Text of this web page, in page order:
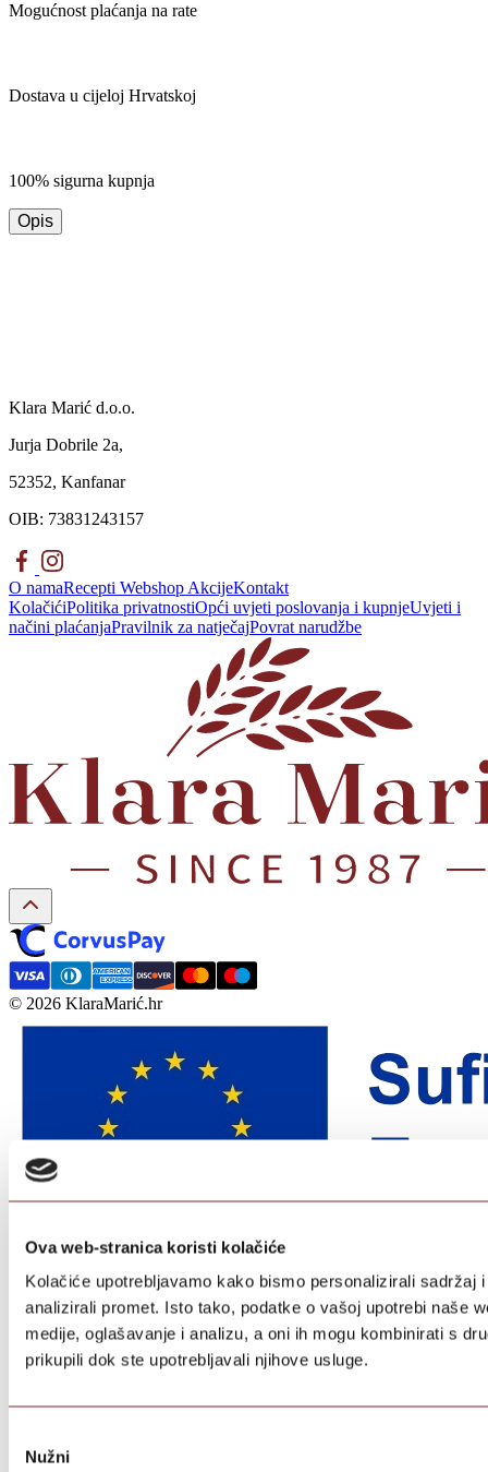
Ova web-stranica koristi kolačiće
Kolačiće upotrebljavamo kako bismo personalizirali sadržaj
analizirali promet. Isto tako, podatke o vašoj upotrebi naše
medije, oglašavanje i analizu, a oni ih mogu kombinirati s
prikupili dok ste upotrebljavali njihove usluge.
pristanka
Nužni
Mogućnost plaćanja na rate
Dostava u cijeloj Hrvatskoj
100% sigurna kupnja
Opis
Klara Marić d.o.o.
Jurja Dobrile 2a,
52352, Kanfanar
OIB: 73831243157
O namaRecepti WebshopAkcijeKontakt
KolačićiPolitika privatnostiOpći uvjeti poslovanja i kupnjeUvjeti i
načini plaćanjaPravilnik za natječajPovrat narudžbe
© 2026 KlaraMarić.hr